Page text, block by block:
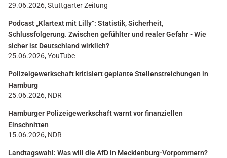
29.06.2026, Stuttgarter Zeitung
Podcast „Klartext mit Lilly“: Statistik, Sicherheit,
Schlussfolgerung. Zwischen gefühlter und realer Gefahr - Wie
sicher ist Deutschland wirklich?
25.06.2026, YouTube
Polizeigewerkschaft kritisiert geplante Stellenstreichungen in
Hamburg
25.06.2026, NDR
Hamburger Polizeigewerkschaft warnt vor finanziellen
Einschnitten
15.06.2026, NDR
Landtagswahl: Was will die AfD in Mecklenburg-Vorpommern?